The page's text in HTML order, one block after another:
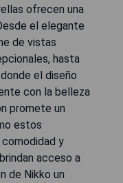
ofrecen una
el elegante
de vistas
hasta
el diseño
con la belleza
promete un
estos
y
acceso a
de Nikko un